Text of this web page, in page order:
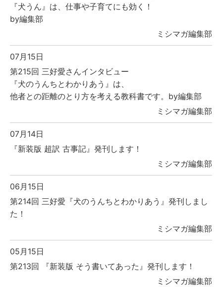
『犬うん』は、仕事や子育てにも効く！
by編集部
ミシマガ編集部
07月15日
第215回 三好愛さんインタビュー
『犬のうんちとわかりあう』は、
他者との距離のとり方を考える教科書です。by編集部
ミシマガ編集部
07月14日
『新装版 超訳 古事記』発刊します！
ミシマガ編集部
06月15日
第214回 三好愛『犬のうんちとわかりあう』発刊しまし
た！
ミシマガ編集部
05月15日
第213回 『新装版 そう書いてあった』発刊します！
ミシマガ編集部